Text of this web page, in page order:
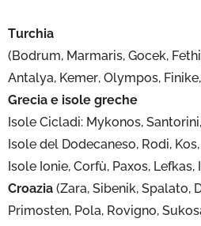
Turchia
(Bodrum, Marmaris, Gocek,
Antalya, Kemer, Olympos,
Grecia e isole greche
Isole Cicladi: Mykonos,
Isole del Dodecaneso, Rodi,
Isole Ionie, Corfù, Paxos,
Croazia (Zara, Sibenik, Spalato,
Primosten, Pola, Rovigno,